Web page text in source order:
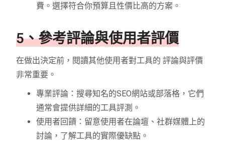
費。選擇符合你預算且性價比高的方案。
5、參考評論與使用者評價
在做出決定前，閱讀其他使用者對工具的 評論與評價
非常重要。
專業評論：搜尋知名的SEO網站或部落格，它們
通常會提供詳細的工具評測。
使用者回饋：留意使用者在論壇、社群媒體上的
討論，了解工具的實際優缺點。